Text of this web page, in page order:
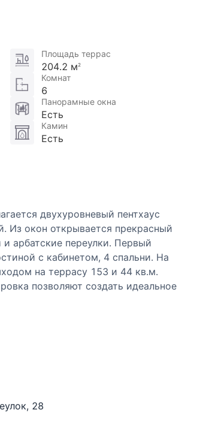
Площадь террас
204.2 м2
Комнат
6
Панорамные окна
Есть
Камин
Есть
двухуровневый пентхаус
Из окон открывается прекрасный
арбатские переулки. Первый
с кабинетом, 4 спальни. На
на террасу 153 и 44 кв.м.
позволяют создать идеальное
, 28